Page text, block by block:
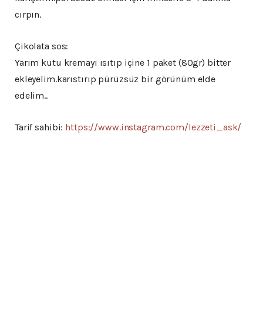
cırpın.
Çikolata sos:
Yarım kutu kremayı ısıtıp içine 1 paket (80gr) bitter
ekleyelim.karıstırıp pürüzsüz bir görünüm elde
edelim..
Tarif sahibi: https://www.instagram.com/lezzeti_ask/